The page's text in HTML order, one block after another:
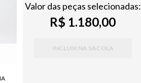
Valor das peças selecionadas:
R$ 1.180,00
INCLUIR NA SACOLA